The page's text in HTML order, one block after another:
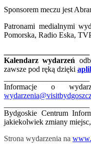
Sponsorem meczu jest
Patronami medialnymi
Pomorska, Radio Eska,
Kalendarz wydarzeń
zawsze pod ręką dzięki
Informacje o
Bydgoskie Centrum
jakiekolwiek zmiany
Strona wydarzenia na